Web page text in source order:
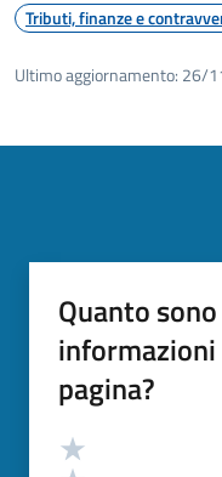
Tributi, finanze e
Ultimo aggiornamento: 26/
Quanto
pagina?
Valutazione